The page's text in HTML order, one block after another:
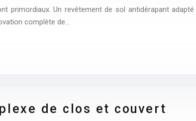
primordiaux. Un revêtement de sol antidérapant
complète de…
de clos et couvert